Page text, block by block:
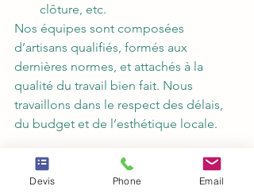
clôture, etc.
Nos équipes sont composées
d’artisans qualifiés, formés aux
dernières normes, et attachés à la
qualité du travail bien fait. Nous
travaillons dans le respect des délais,
du budget et de l’esthétique locale.
✅ Pourquoi rénover avec nous ?
✅ Un interlocuteur unique
pour
Devis Phone Email